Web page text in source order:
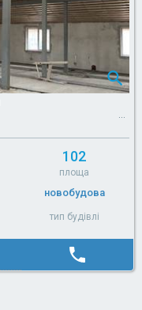
102
площа
новобудова
тип будівлі